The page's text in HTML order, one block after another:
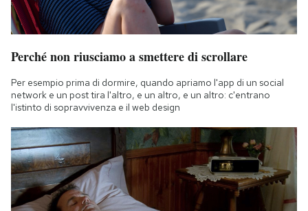
Perché non riusciamo a smettere di scrollare
Per esempio prima di dormire, quando apriamo l'app di un social
network e un post tira l'altro, e un altro, e un altro: c'entrano
l'istinto di sopravvivenza e il web design